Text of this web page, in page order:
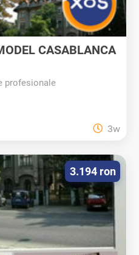
CASABLANCA
profesionale
3w
3.194 ron